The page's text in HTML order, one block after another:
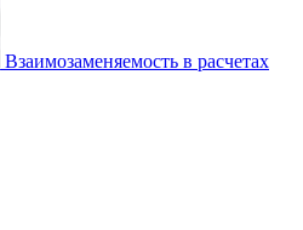
Взаимозаменяемость в расчетах